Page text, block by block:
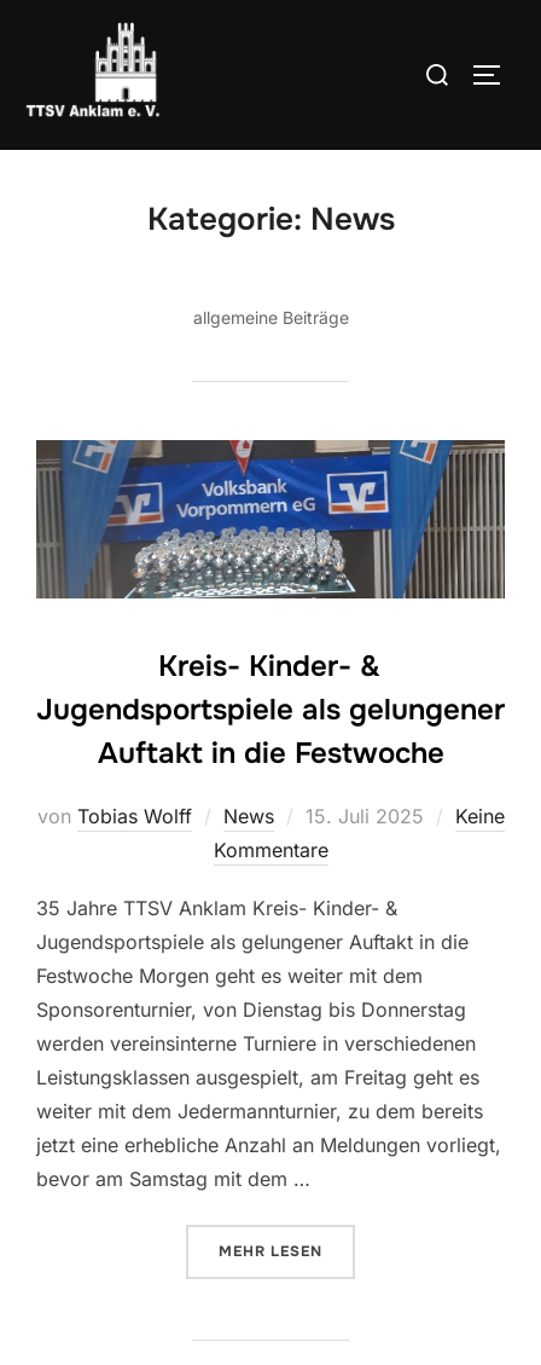
Suchen
Kategorie: News
allgemeine Beiträge
Kreis- Kinder- &
Jugendsportspiele als gelungener
Auftakt in die Festwoche
von Tobias Wolff News
Veröffentlicht
am
15. Juli 2025
Keine
Kommentare
35 Jahre TTSV Anklam Kreis- Kinder- &
Jugendsportspiele als gelungener Auftakt in die
Festwoche Morgen geht es weiter mit dem
Sponsorenturnier, von Dienstag bis Donnerstag
werden vereinsinterne Turniere in verschiedenen
Leistungsklassen ausgespielt, am Freitag geht es
weiter mit dem Jedermannturnier, zu dem bereits
jetzt eine erhebliche Anzahl an Meldungen vorliegt,
bevor am Samstag mit dem …
MEHR ÜBER „KREIS- KINDER- &
LESEN